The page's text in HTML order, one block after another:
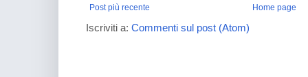
Post più recente Home page
Iscriviti a: Commenti sul post (Atom)